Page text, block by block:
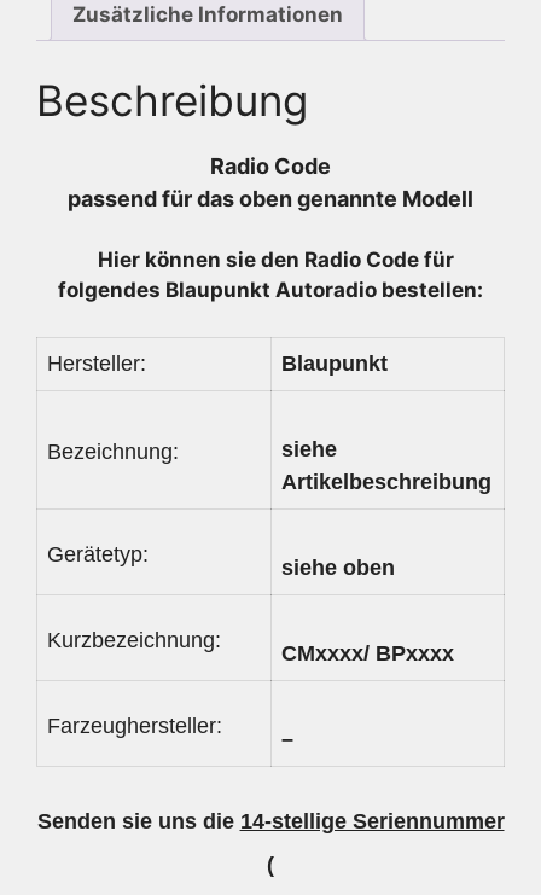
Zusätzliche Informationen
Beschreibung
Radio Code
passend für das oben genannte Modell
Hier können sie den Radio Code für
folgendes Blaupunkt Autoradio bestellen:
Hersteller: Blaupunkt
Bezeichnung:
siehe
Artikelbeschreibung
Gerätetyp:
siehe oben
Kurzbezeichnung:
CMxxxx/ BPxxxx
Farzeughersteller:
–
Senden sie uns die 14-stellige Seriennummer
(